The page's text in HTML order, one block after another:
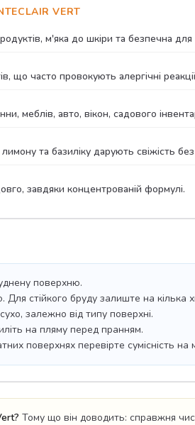
VERT
м'яка до шкіри та безпечна для
що часто провокують алергічні
меблів, авто, вікон, садового
лимону та базиліку дарують свіжість
завдяки концентрованій формулі.
поверхню.
стійкого бруду залиште на кілька
залежно від типу поверхні.
на пляму перед пранням.
поверхнях перевірте сумісність на
Тому що він доводить: справжня